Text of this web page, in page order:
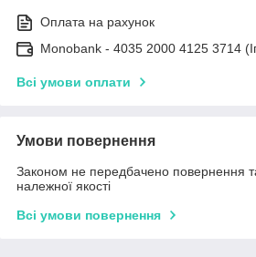
Оплата на рахунок
Monobank - 4035 2000 4125 3714
Всі умови оплати
Умови повернення
Законом не передбачено повернення
належної якості
Всі умови повернення